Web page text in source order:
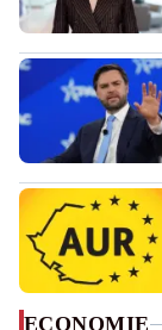
ECONOMIE